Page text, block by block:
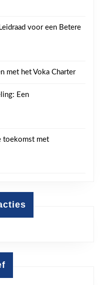
voor een Betere
met het Voka Charter
Een
toekomst met